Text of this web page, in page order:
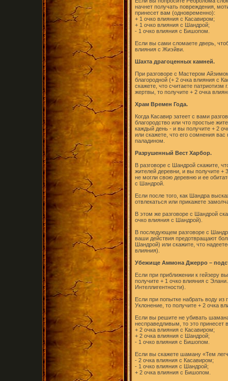
начнет получать повреждения,
принесет вам (одновременно):
+ 1 очко влияния с Касавиром;
+ 1 очко влияния с Шандрой;
- 1 очко влияния с Бишопом.
Если вы сами сломаете дверь,
влияния с Жиэйви.
Шахта драгоценных камней.
При разговоре с Мастером
благородной (+ 2 очка влияния с
скажете, что считаете патриотизм
жертвы, то получите + 2 очка
Храм Времен Года.
Когда Касавир затеет с вами
благородство или что простые
каждый день - и вы получите + 2
или скажете, что его сомнения вас
паладином.
Разрушенный Вест Харбор.
В разговоре с Шандрой скажите,
жителей деревни, и вы получите +
не могли свою деревню и ее
с Шандрой.
Если после того, как Шандра
отвлекаться или прикажете
В этом же разговоре с Шандрой
очко влияния с Шандрой).
В последующем разговоре с
ваши действия предотвращают
Шандрой) или скажите, что
влияния).
Убежище Аммона Джерро –
Если при приближении к гейзеру
получите + 1 очко влияния с
Интеллигентности).
Если при попытке набрать воду из
Уклонение, то получите + 2 очка
Если вы решите не убивать
несправедливым, то это принесет
+ 2 очка влияния с Касавиром;
+ 2 очка влияния с Шандрой;
- 1 очко влияния с Бишопом.
Если вы скажете шаману «Тем
- 2 очка влияния с Касавиром;
- 1 очко влияния с Шандрой;
+ 2 очка влияния с Бишопом.